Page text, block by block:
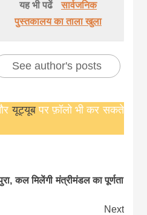
यह भी पढें
सार्वजनिक
पुस्तकालय का ताला खुला
See author's posts
यूट्यूबपर फ़ॉलो भी कर सकते
कल मिलेंगी मंत्रीमंडल का पूर्णता
Next